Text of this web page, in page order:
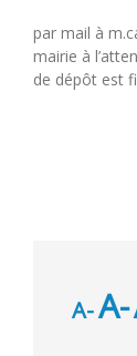
par mail à
mairie à
de dépôt est
A-A-